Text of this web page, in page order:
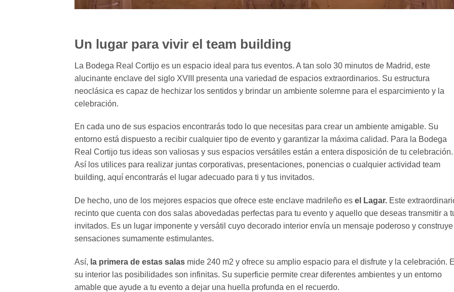
Un lugar para vivir el team building
La Bodega Real Cortijo es un espacio ideal para tus eventos. A tan solo 30 minutos de Madrid, este
alucinante enclave del siglo XVIII presenta una variedad de espacios extraordinarios. Su estructura
neoclásica es capaz de hechizar los sentidos y brindar un ambiente solemne para el esparcimiento y la
celebración.
En cada uno de sus espacios encontrarás todo lo que necesitas para crear un ambiente amigable. Su
entorno está dispuesto a recibir cualquier tipo de evento y garantizar la máxima calidad. Para la Bodega
Real Cortijo tus ideas son valiosas y sus espacios versátiles están a entera disposición de tu celebración.
Así los utilices para realizar juntas corporativas, presentaciones, ponencias o cualquier actividad team
building, aquí encontrarás el lugar adecuado para ti y tus invitados.
De hecho, uno de los mejores espacios que ofrece este enclave madrileño es el Lagar. Este
recinto que cuenta con dos salas abovedadas perfectas para tu evento y aquello que deseas transmitir a
invitados. Es un lugar imponente y versátil cuyo decorado interior envía un mensaje poderoso y construye
sensaciones sumamente estimulantes.
Así, la primera de estas salas mide 240 m2 y ofrece su amplio espacio para el disfrute y la celebración.
su interior las posibilidades son infinitas. Su superficie permite crear diferentes ambientes y un entorno
amable que ayude a tu evento a dejar una huella profunda en el recuerdo.